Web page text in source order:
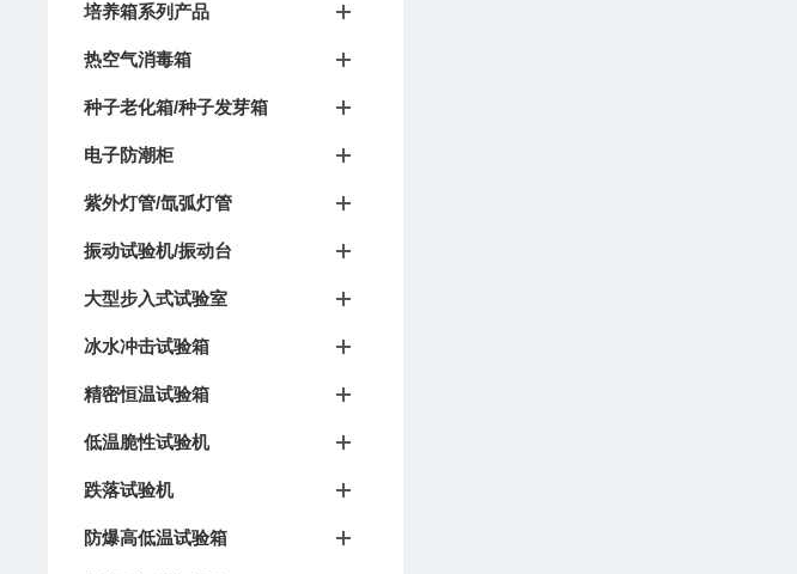
培养箱系列产品
热空气消毒箱
种子老化箱/种子发芽箱
电子防潮柜
紫外灯管/氙弧灯管
振动试验机/振动台
大型步入式试验室
冰水冲击试验箱
精密恒温试验箱
低温脆性试验机
跌落试验机
防爆高低温试验箱